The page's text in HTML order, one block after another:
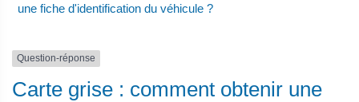
une fiche d'identification du véhicule ?
Question-réponse
Carte grise : comment obtenir une